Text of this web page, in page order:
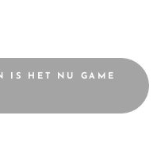
IS HET NU GAME